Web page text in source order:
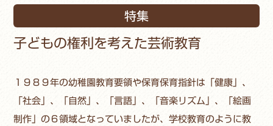
特集
子どもの権利を考えた芸術教育
１９８９年の幼稚園教育要領や保育保育指針は「健康」、
「社会」、「自然」、「言語」、「音楽リズム」、「絵画
制作」の６領域となっていましたが、学校教育のように教